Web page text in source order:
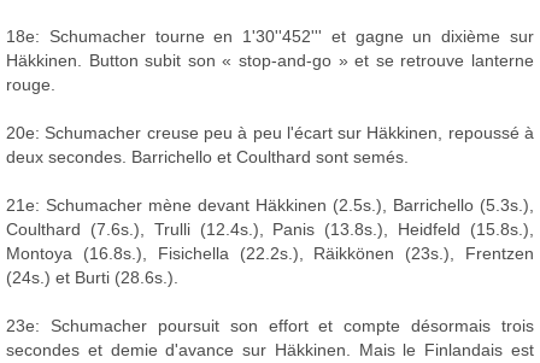
18e: Schumacher tourne en 1'30''452''' et gagne un dixième sur
Häkkinen. Button subit son « stop-and-go » et se retrouve lanterne
rouge.
20e: Schumacher creuse peu à peu l'écart sur Häkkinen, repoussé à
deux secondes. Barrichello et Coulthard sont semés.
21e: Schumacher mène devant Häkkinen (2.5s.), Barrichello (5.3s.),
Coulthard (7.6s.), Trulli (12.4s.), Panis (13.8s.), Heidfeld (15.8s.),
Montoya (16.8s.), Fisichella (22.2s.), Räikkönen (23s.), Frentzen
(24s.) et Burti (28.6s.).
23e: Schumacher poursuit son effort et compte désormais trois
secondes et demie d'avance sur Häkkinen. Mais le Finlandais est